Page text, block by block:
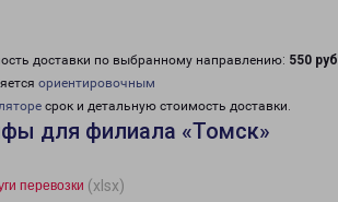
доставки по выбранному направлению: 550 руб
ориентировочным
срок и детальную стоимость доставки.
для филиала «Томск»
перевозки (xlsx)